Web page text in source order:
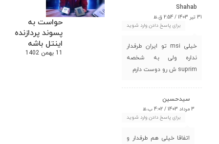
حواست به
پسوند پردازنده
اینتل باشه
11 بهمن 1402
Shahab
31 تیر 1403 / 2:54 ق.ظ
برای پاسخ دادن وارد شوید
خیلی msi تو ایران طرفدار
نداره ولی به شخصه
suprim ش رو دوست دارم
سیدحسین
3 مرداد 1403 / 4:02 ب.ظ
برای پاسخ دادن وارد شوید
اتفاقا خیلی هم طرفدار و